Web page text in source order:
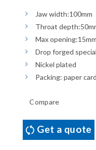
Jaw width:100mm
Throat
Max opening:15mm
Drop forged
Nickel plated
Packing: paper card
Compare
Get a quote